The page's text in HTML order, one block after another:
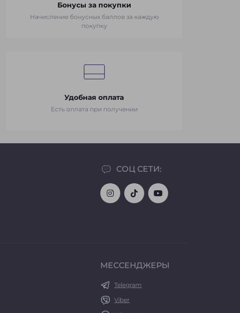
Бонусы за покупки
Начисление бонусных баллов за каждую
покупку
Удобная оплата
Есть оплата при получении
СОЦ СЕТИ:
МЕССЕНДЖЕРЫ
Telegram
Viber